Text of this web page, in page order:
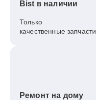
Bist в наличии
Только
качественные запчасти
Ремонт на дому